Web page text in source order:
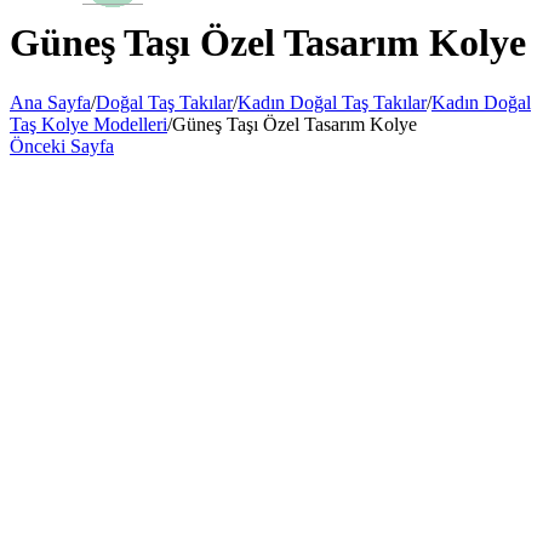
Güneş Taşı Özel Tasarım Kolye
Ana Sayfa/Doğal Taş Takılar/Kadın Doğal Taş Takılar/Kadın Doğal
Taş Kolye Modelleri/Güneş Taşı Özel Tasarım Kolye
Önceki Sayfa